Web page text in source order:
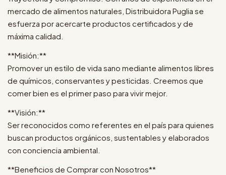
mercado de alimentos naturales, Distribuidora Puglia se
esfuerza por acercarte productos certificados y de
máxima calidad.
**Misión:**
Promover un estilo de vida sano mediante alimentos libres
de químicos, conservantes y pesticidas. Creemos que
comer bien es el primer paso para vivir mejor.
**Visión:**
Ser reconocidos como referentes en el país para quienes
buscan productos orgánicos, sustentables y elaborados
con conciencia ambiental.
**Beneficios de Comprar con Nosotros**